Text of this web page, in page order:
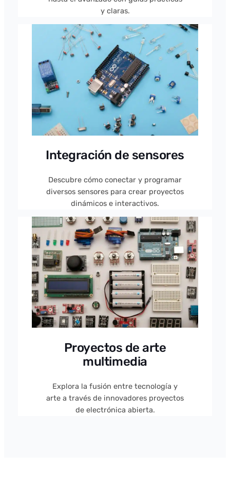
y claras.
Integración de sensores
Descubre cómo conectar y programar
diversos sensores para crear proyectos
dinámicos e interactivos.
Proyectos de arte
multimedia
Explora la fusión entre tecnología y
arte a través de innovadores proyectos
de electrónica abierta.